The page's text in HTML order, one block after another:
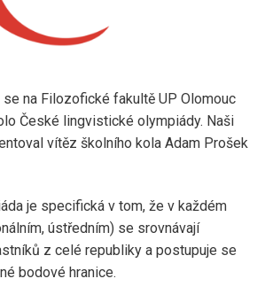
na Filozofické fakultě UP Olomouc
České lingvistické olympiády. Naši
vítěz školního kola Adam Prošek
je specifická v tom, že v každém
ústředním) se srovnávají
z celé republiky a postupuje se
bodové hranice.